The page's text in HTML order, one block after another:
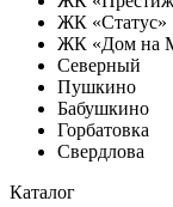
ЖК «Статус»
ЖК «Дом на
Северный
Пушкино
Бабушкино
Горбатовка
Свердлова
Каталог